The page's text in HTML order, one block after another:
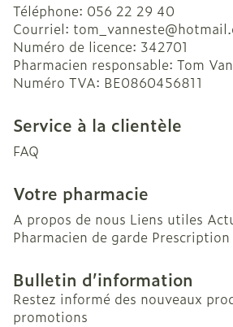
Téléphone: 056 22 29 40
Courriel: tom_vanneste@
Numéro de licence: 342701
Pharmacien responsable: Tom
Numéro TVA: BE0860456811
Service à la clientèle
FAQ
Votre pharmacie
A propos de nous Liens utiles
Pharmacien de garde Prescription
Bulletin d’information
Restez informé des nouveaux
promotions